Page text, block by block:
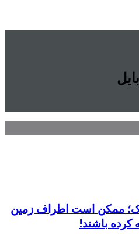
ممکن است اطراف زمین
کرده باشند!